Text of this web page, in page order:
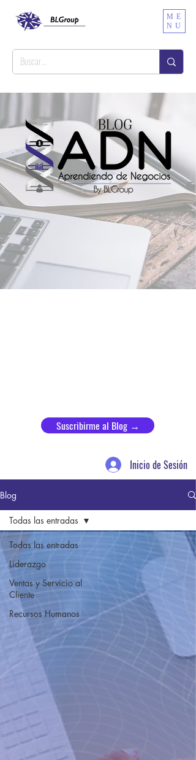
ME
NU
Suscribirme al Blog →
Inicio de Sesión
Blog
Todas las entradas
Liderazgo
Ventas y Servicio al
Cliente
Recursos Humanos
Todas las entradas